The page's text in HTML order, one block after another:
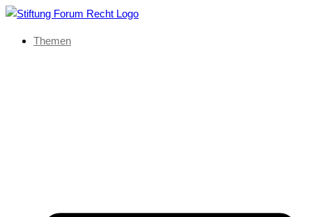
Themen